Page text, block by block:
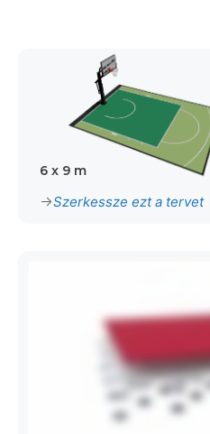
6 x 9 m
Szerkessze ezt a tervet